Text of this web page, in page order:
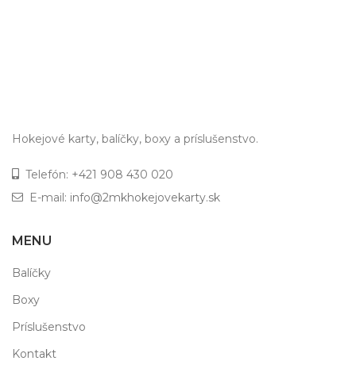
Hokejové karty, balíčky, boxy a príslušenstvo.
Telefón: +421 908 430 020
E-mail: info@2mkhokejovekarty.sk
MENU
Balíčky
Boxy
Príslušenstvo
Kontakt